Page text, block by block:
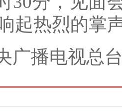
起热烈的掌
广播电视总